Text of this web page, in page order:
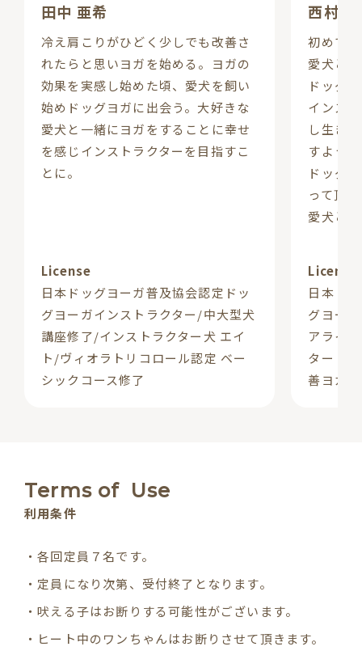
田中 亜希
冷え肩こりがひどく少しでも改善さ
れたらと思いヨガを始める。ヨガの
効果を実感し始めた頃、愛犬を飼い
始めドッグヨガに出会う。大好きな
愛犬と一緒にヨガをすることに幸せ
を感じインストラクターを目指すこ
とに。
License
日本ドッグヨーガ普及協会認定ドッ
グヨーガインストラクター/中大型犬
講座修了/インストラクター犬 エイ
ト/ヴィオラトリコロール認定 ベー
シックコース修了
西村
初めて
愛犬と
ドッグ
インス
し生き
すよう
ドッグ
って頂
愛犬と
License
日本ド
グヨー
アライ
ター（
善ヨガ
Terms of Use
利用条件
・各回定員７名です。
・定員になり次第、受付終了となります。
・吠える子はお断りする可能性がございます。
・ヒート中のワンちゃんはお断りさせて頂きます。